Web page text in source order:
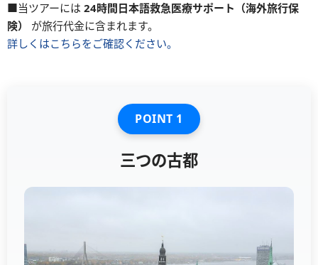
■当ツアーには 24時間日本語救急医療サポート（海外旅行保
険）
が旅行代金に含まれます。
詳しくはこちらをご確認ください。
POINT 1
三つの古都